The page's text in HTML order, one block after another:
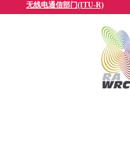
无线电通信部门(ITU-R)